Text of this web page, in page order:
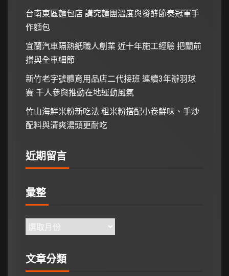
台南東區麵包店 講究麵團溫度與發酵節奏冠軍手
作麵包
宜蘭汽車隔熱紙職人創業 近十年施工經驗 把關前
擋與全車細節
新竹老字號體育用品店二代接班 連續3年辦羽球
賽 千人參與推動在地運動風氣
竹山海鮮米粉新吃法 粗米粉搭配小卷鮮味、手炒
配料與清爽湯頭更耐吃
近期留言
彙整
文章分類